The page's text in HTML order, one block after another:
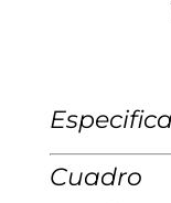
Cuadro